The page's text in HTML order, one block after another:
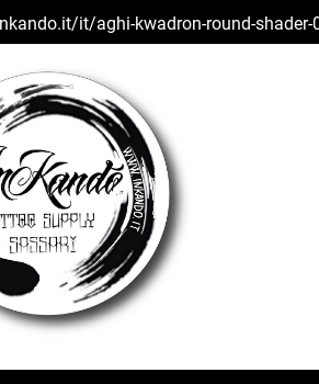
it/aghi-kwadron-round-shader-